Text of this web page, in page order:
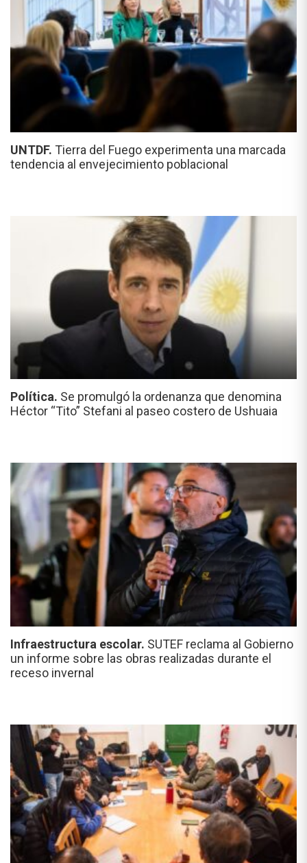
UNTDF. Tierra del Fuego experimenta una marcada
tendencia al envejecimiento poblacional
Política. Se promulgó la ordenanza que denomina
Héctor “Tito” Stefani al paseo costero de Ushuaia
Infraestructura escolar. SUTEF reclama al Gobierno
un informe sobre las obras realizadas durante el
receso invernal